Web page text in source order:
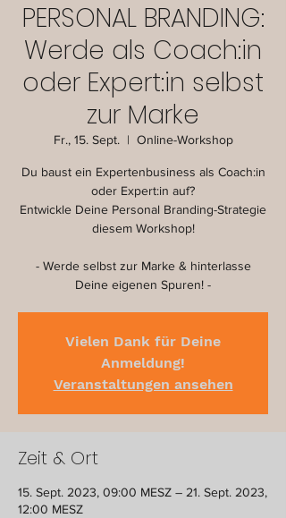
PERSONAL BRANDING:
Werde als Coach:in
oder Expert:in selbst
zur Marke
Fr., 15. Sept.
  |
Online-Workshop
Du baust ein Expertenbusiness als Coach:in
oder Expert:in auf?
Entwickle Deine Personal Branding-Strategie
diesem Workshop!
- Werde selbst zur Marke & hinterlasse
Vielen Dank für Deine
Anmeldung!
Veranstaltungen ansehen
Zeit & Ort
15. Sept. 2023, 09:00 MESZ – 21. Sept. 2023,
12:00 MESZ